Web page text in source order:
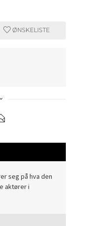
ØNSKELISTE
seg på hva den
aktører i